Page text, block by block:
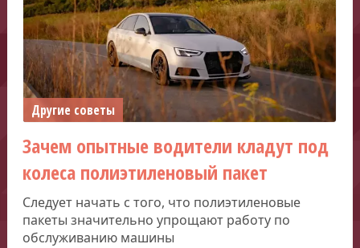
Другие советы
Зачем опытные водители кладут под
колеса полиэтиленовый пакет
Следует начать с того, что полиэтиленовые
пакеты значительно упрощают работу по
обслуживанию машины